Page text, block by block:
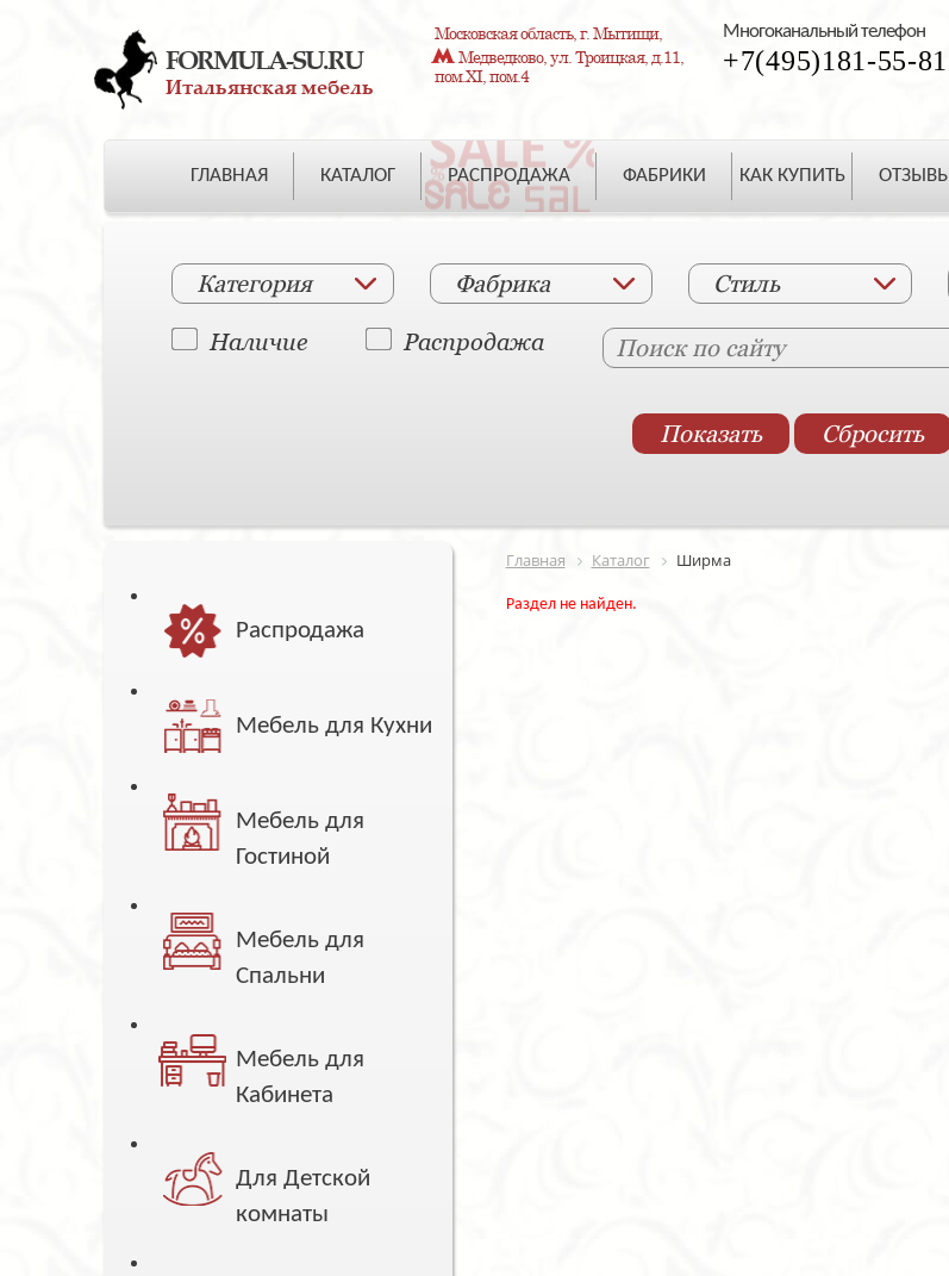
FORMULA-SU.RU
Итальянская мебель
Московская область, г. Мытищи,
Медведково, ул. Троицкая, д.11,
пом.XI, пом.4
Многоканальный телефон
+7(495)181-55-81
ГЛАВНАЯ КАТАЛОГ РАСПРОДАЖА ФАБРИКИ КАК КУПИТЬ ОТЗЫВЫ
Категория Фабрика Стиль
Наличие Распродажа
Распродажа
Мебель для Кухни
Мебель для
Гостиной
Мебель для
Спальни
Мебель для
Кабинета
Для Детской
комнаты
Главная Каталог Ширма
Раздел не найден.